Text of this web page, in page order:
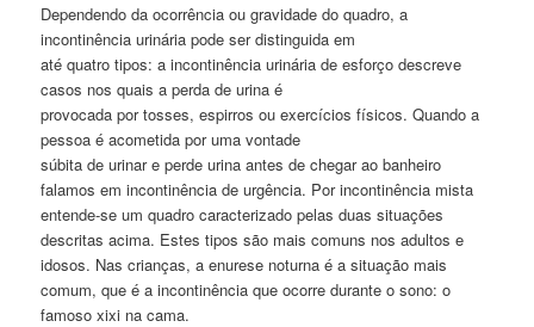
Dependendo da ocorrência ou gravidade do quadro, a
incontinência urinária pode ser distinguida em
até quatro tipos: a incontinência urinária de esforço descreve
casos nos quais a perda de urina é
provocada por tosses, espirros ou exercícios físicos. Quando a
pessoa é acometida por uma vontade
súbita de urinar e perde urina antes de chegar ao banheiro
falamos em incontinência de urgência. Por incontinência mista
entende-se um quadro caracterizado pelas duas situações
descritas acima. Estes tipos são mais comuns nos adultos e
idosos. Nas crianças, a enurese noturna é a situação mais
comum, que é a incontinência que ocorre durante o sono: o
famoso xixi na cama.